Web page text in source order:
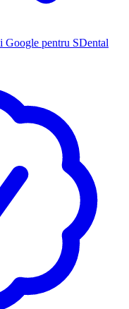
Google pentru SDental